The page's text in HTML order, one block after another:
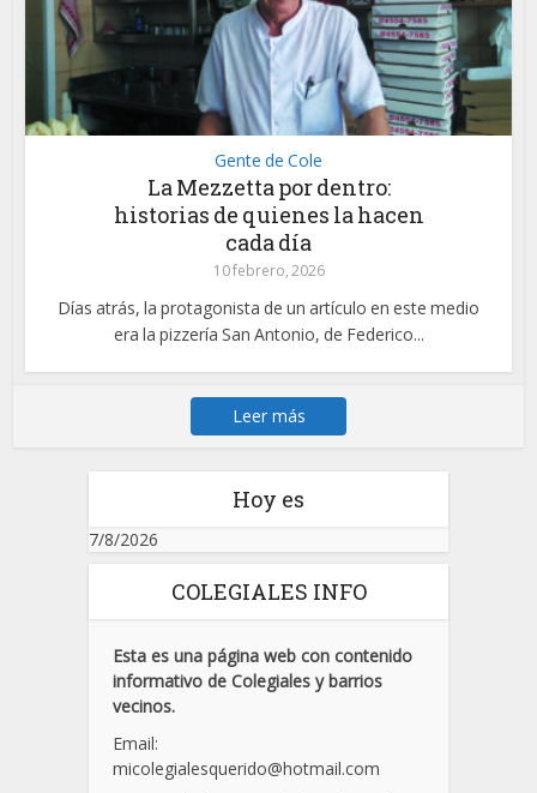
Gente de Cole
La Mezzetta por dentro:
historias de quienes la hacen
cada día
10 febrero, 2026
Días atrás, la protagonista de un artículo en este medio
era la pizzería San Antonio, de Federico...
Leer más
Hoy es
7/8/2026
COLEGIALES INFO
Esta es una página web con contenido
informativo de Colegiales y barrios
vecinos.
Email:
micolegialesquerido@hotmail.com